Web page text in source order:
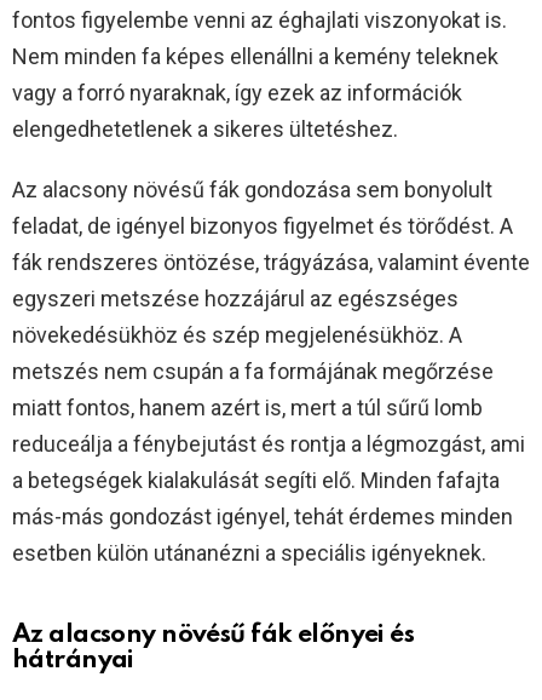
fontos figyelembe venni az éghajlati viszonyokat is.
Nem minden fa képes ellenállni a kemény teleknek
vagy a forró nyaraknak, így ezek az információk
elengedhetetlenek a sikeres ültetéshez.
Az alacsony növésű fák gondozása sem bonyolult
feladat, de igényel bizonyos figyelmet és törődést. A
fák rendszeres öntözése, trágyázása, valamint évente
egyszeri metszése hozzájárul az egészséges
növekedésükhöz és szép megjelenésükhöz. A
metszés nem csupán a fa formájának megőrzése
miatt fontos, hanem azért is, mert a túl sűrű lomb
reduceálja a fénybejutást és rontja a légmozgást, ami
a betegségek kialakulását segíti elő. Minden fafajta
más-más gondozást igényel, tehát érdemes minden
esetben külön utánanézni a speciális igényeknek.
Az alacsony növésű fák előnyei és
hátrányai